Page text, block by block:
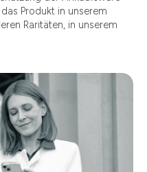
Produkt in unserem
Raritäten, in unserem